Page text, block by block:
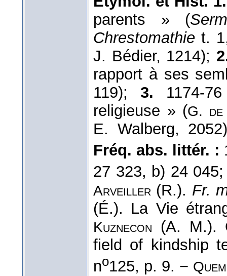
parents » (
Chrestomathie t.
J. Bédier, 1214);
rapport à ses
119);3. 1174-
religieuse » (G. de
E. Walberg,
Fréq. abs. littér. :
27 323, b) 24
Arveiller (R.). Fr.
(É.). La Vie
Kuznecon (A. M.).
field of kindship
no125, p. 9. −